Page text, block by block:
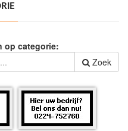
op categorie:
Zoek